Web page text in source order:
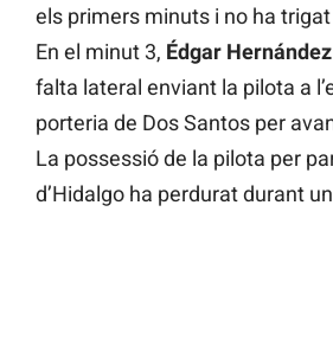
els primers minuts i no ha
En el minut 3, Édgar Hernández
falta lateral enviant la pilota a
porteria de Dos Santos per
La possessió de la pilota per
d’Hidalgo ha perdurat durant